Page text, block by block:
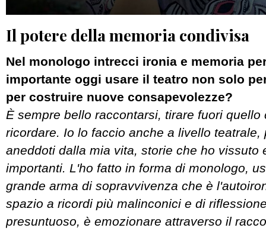
Il potere della memoria condivisa
Nel monologo intrecci ironia e memoria
importante oggi usare il teatro non solo
per costruire nuove consapevolezze?
È sempre bello raccontarsi, tirare fuori quello
ricordare. Io lo faccio anche a livello teatrale,
aneddoti dalla mia vita, storie che ho vissuto
importanti. L'ho fatto in forma di monologo,
grande arma di sopravvivenza che è
spazio a ricordi più malinconici e di
presuntuoso, è emozionare attraverso il